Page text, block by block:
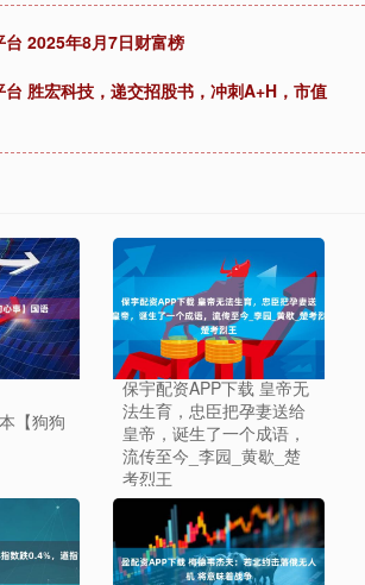
台 2025年8月7日财富榜
台 胜宏科技，递交招股书，冲刺A+H，市值
【狗狗
保宇配资APP下载 皇帝无
法生育，忠臣把孕妻送给
皇帝，诞生了一个成语，
流传至今_李园_黄歇_楚
考烈王